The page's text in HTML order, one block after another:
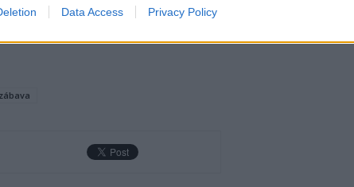
Data Access Privacy Policy
zábava